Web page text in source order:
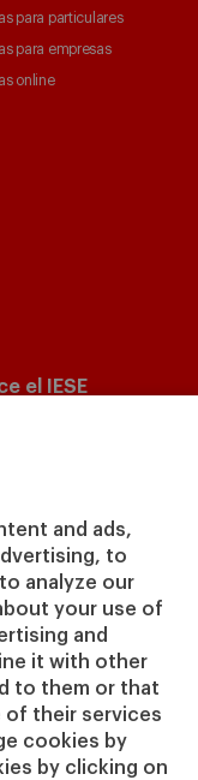
and ads,
to
analyze our
your use of
and
it with other
to them or that
of their services
cookies by
by clicking on
para particulares
para empresas
online
el IESE
con el IESE
Compliance